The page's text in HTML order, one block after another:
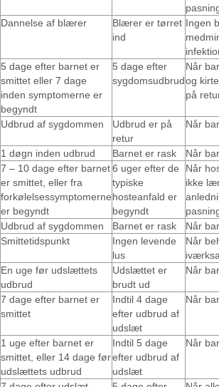
Dannelse af blærer
Blærer er tørret
ind
Ingen
5 dage efter barnet er
smittet eller 7 dage
inden symptomerne er
begyndt
5 dage efter
sygdomsudbrud
Når
og
på
Udbrud af sygdommen
Udbrud er på
retur
Når
1 døgn inden udbrud Barnet er rask
Når
7 – 10 dage efter barnet
er smittet, eller fra
forkølelsessymptomerne
er begyndt
6 uger efter de
typiske
hosteanfald er
begyndt
Når
ikke
Udbrud af sygdommen Barnet er rask
Når
Smittetidspunkt
Ingen levende
lus
Når
En uge før udslættets
udbrud
Udslættet er
brudt ud
Når
7 dage efter barnet er
smittet
Indtil 4 dage
efter udbrud af
udslæt
Når
1 uge efter barnet er
smittet, eller 14 dage før
udslættets udbrud
Indtil 5 dage
efter udbrud af
udslæt
Når